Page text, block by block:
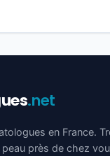
.net
en France.
près de chez